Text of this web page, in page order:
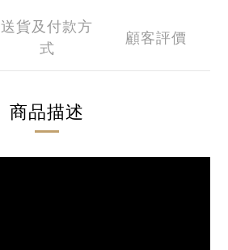
送貨及付款方
式
顧客評價
商品描述